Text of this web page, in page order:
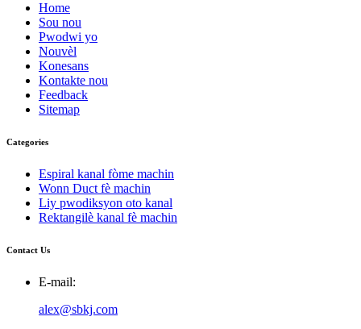
Home
Sou nou
Pwodwi yo
Nouvèl
Konesans
Kontakte nou
Feedback
Sitemap
Categories
Espiral kanal fòme machin
Wonn Duct fè machin
Liy pwodiksyon oto kanal
Rektangilè kanal fè machin
Contact Us
E-mail:
alex@sbkj.com